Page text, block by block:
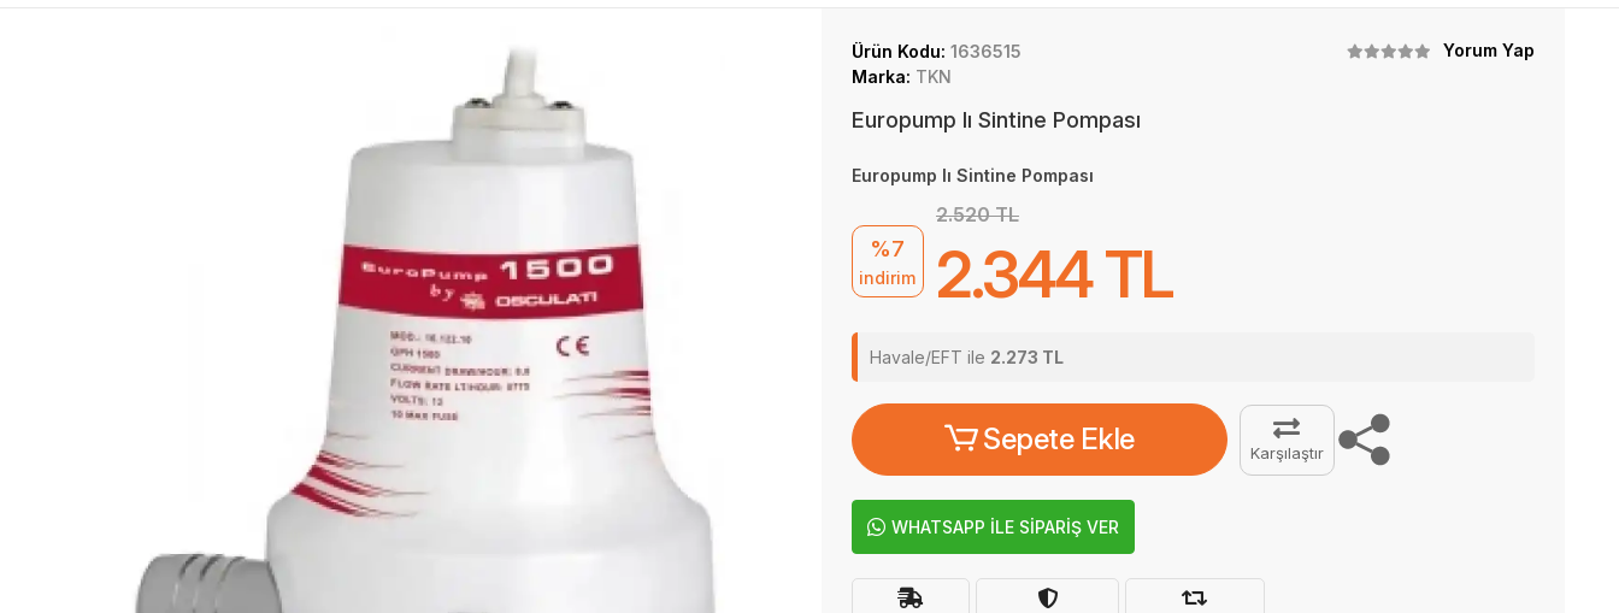
Ürün Kodu: 1636515
Yorum Yap
Marka: TKN
Europump Iı Sintine Pompası
Europump Iı Sintine Pompası
%7
indirim
2.520 TL
2.344 TL
Havale/EFT ile 2.273 TL
Sepete Ekle Karşılaştır
WHATSAPP İLE SİPARİŞ VER